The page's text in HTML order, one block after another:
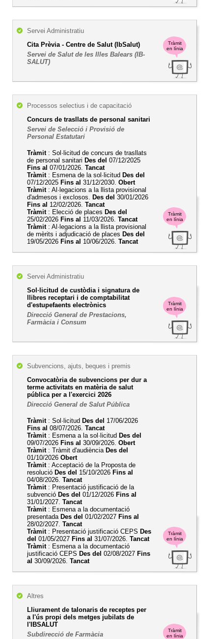
Tràmit
en línia
Servei Administratiu
Cita Prèvia - Centre de Salut (IbSalut)
Servei de Salut de les Illes Balears (IB-
SALUT)
Tràmit
en línia
Processos selectius i de capacitació
Concurs de trasllats de personal sanitari
Servei de Selecció i Provisió de
Personal Estatutari
Tràmit: Sol·licitud de concurs de trasllats
de personal sanitari Des del 07/12/2025
Fins al 07/01/2026. Tancat
Tràmit: Esmena de la sol·licitud Des del
07/12/2025 Fins al 31/12/2030. Obert
Tràmit: Al·legacions a la llista provisional
d'admesos i exclosos. Des del 30/01/2026
Fins al 12/02/2026. Tancat
Tràmit: Elecció de places Des del
25/02/2026 Fins al 11/03/2026. Tancat
Tràmit: Al·legacions a la llista provisional
de mèrits i adjudicació de places Des del
19/05/2026 Fins al 10/06/2026. Tancat
Tràmit
en línia
Servei Administratiu
Sol·licitud de custòdia i signatura de
llibres receptari i de comptabilitat
d'estupefaents electrònics
Direcció General de Prestacions,
Farmàcia i Consum
Tràmit
en línia
Subvencions, ajuts, beques i premis
Convocatòria de subvencions per dur a
terme activitats en matèria de salut
pública per a l'exercici 2026
Direcció General de Salut Pública
Tràmit: Sol·licitud Des del 17/06/2026
Fins al 08/07/2026. Tancat
Tràmit: Esmena a la sol·licitud Des del
09/07/2026 Fins al 30/09/2026. Obert
Tràmit: Tràmit d'audiència Des del
01/10/2026 Obert
Tràmit: Acceptació de la Proposta de
resolució Des del 15/10/2026 Fins al
04/08/2026. Tancat
Tràmit: Presentació justificació de la
subvenció Des del 01/12/2026 Fins al
31/01/2027. Tancat
Tràmit: Esmena a la documentació
presentada Des del 01/02/2027 Fins al
28/02/2027. Tancat
Tràmit: Presentació justificació CEPS Des
del 01/05/2027 Fins al 31/07/2026. Tancat
Tràmit: Esmena a la documentació
justificació CEPS Des del 02/08/2027 Fins
al 30/09/2026. Tancat
Tràmit
en línia
Altres
Lliurament de talonaris de receptes per
a l'ús propi dels metges jubilats de
l'IBSALUT
Subdirecció de Farmàcia